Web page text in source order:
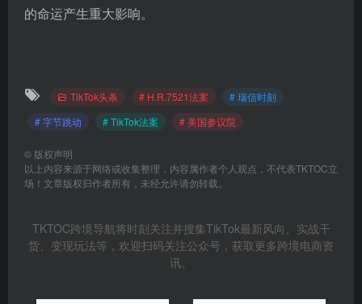
的命运产生重大影响。
TikTok头条 # H.R.7521法案
# 瑞信时刻
# 字节跳动
# TikTok法案 # 美国参议院
© 版权声明
以上内容来源于网络或收集整理，内容属作者个人观点，不代表TKTOC立
场！文章版权归作者所有，未经允许请勿转载。
TKTOC跨境导航将时刻关注并搜集TikTok最新风向、实战干
货、变现玩法等，欢迎扫码关注公众号，获取更多跨境电商资
讯。